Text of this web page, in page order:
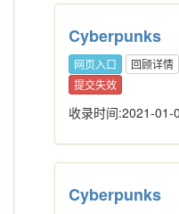
Cyberpunks
网页入口 回顾详情
提交失效
收录时间:2021-01-
Cyberpunks